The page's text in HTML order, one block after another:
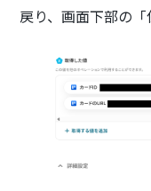
戻り、画面下部の「